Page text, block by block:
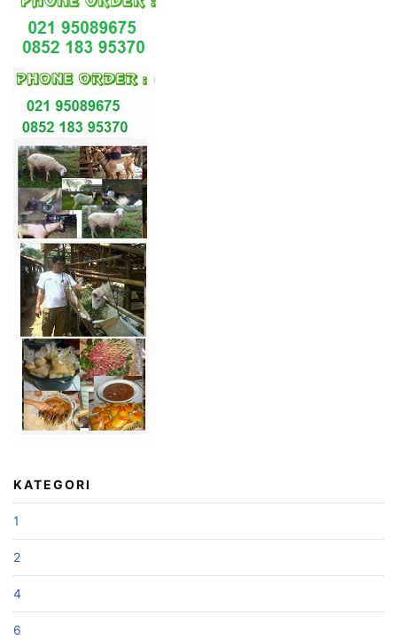
KATEGORI
1
2
4
6